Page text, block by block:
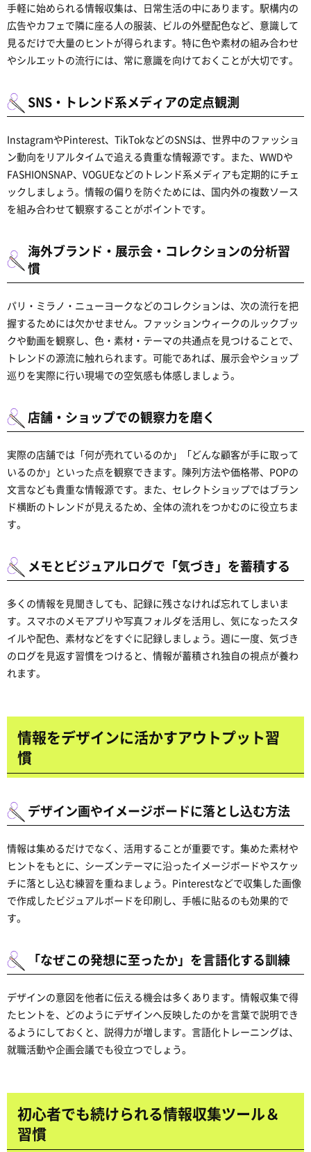
手軽に始められる情報収集は、日常生活の中にあります。駅構内の
広告やカフェで隣に座る人の服装、ビルの外壁配色など、意識して
見るだけで大量のヒントが得られます。特に色や素材の組み合わせ
やシルエットの流行には、常に意識を向けておくことが大切です。
SNS・トレンド系メディアの定点観測
InstagramやPinterest、TikTokなどのSNSは、世界中のファッショ
ン動向をリアルタイムで追える貴重な情報源です。また、WWDや
FASHIONSNAP、VOGUEなどのトレンド系メディアも定期的にチェ
ックしましょう。情報の偏りを防ぐためには、国内外の複数ソース
を組み合わせて観察することがポイントです。
海外ブランド・展示会・コレクションの分析習
慣
パリ・ミラノ・ニューヨークなどのコレクションは、次の流行を把
握するためには欠かせません。ファッションウィークのルックブッ
クや動画を観察し、色・素材・テーマの共通点を見つけることで、
トレンドの源流に触れられます。可能であれば、展示会やショップ
巡りを実際に行い現場での空気感も体感しましょう。
店舗・ショップでの観察力を磨く
実際の店舗では「何が売れているのか」「どんな顧客が手に取って
いるのか」といった点を観察できます。陳列方法や価格帯、POPの
文言なども貴重な情報源です。また、セレクトショップではブラン
ド横断のトレンドが見えるため、全体の流れをつかむのに役立ちま
す。
メモとビジュアルログで「気づき」を蓄積する
多くの情報を見聞きしても、記録に残さなければ忘れてしまいま
す。スマホのメモアプリや写真フォルダを活用し、気になったスタ
イルや配色、素材などをすぐに記録しましょう。週に一度、気づき
のログを見返す習慣をつけると、情報が蓄積され独自の視点が養わ
れます。
情報をデザインに活かすアウトプット習
慣
デザイン画やイメージボードに落とし込む方法
情報は集めるだけでなく、活用することが重要です。集めた素材や
ヒントをもとに、シーズンテーマに沿ったイメージボードやスケッ
チに落とし込む練習を重ねましょう。Pinterestなどで収集した画像
で作成したビジュアルボードを印刷し、手帳に貼るのも効果的で
す。
「なぜこの発想に至ったか」を言語化する訓練
デザインの意図を他者に伝える機会は多くあります。情報収集で得
たヒントを、どのようにデザインへ反映したのかを言葉で説明でき
るようにしておくと、説得力が増します。言語化トレーニングは、
就職活動や企画会議でも役立つでしょう。
初心者でも続けられる情報収集ツール＆
習慣